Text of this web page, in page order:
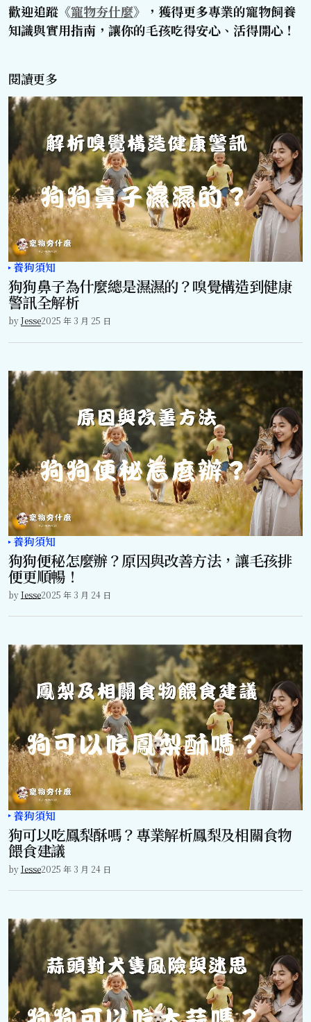
歡迎追蹤《寵物夯什麼》，獲得更多專業的寵物飼養
知識與實用指南，讓你的毛孩吃得安心、活得開心！
閱讀更多
養狗須知
狗狗鼻子為什麼總是濕濕的？嗅覺構造到健康
警訊全解析
byJesse2025 年 3 月 25 日
養狗須知
狗狗便秘怎麼辦？原因與改善方法，讓毛孩排
便更順暢！
byJesse2025 年 3 月 24 日
養狗須知
狗可以吃鳳梨酥嗎？專業解析鳳梨及相關食物
餵食建議
byJesse2025 年 3 月 24 日